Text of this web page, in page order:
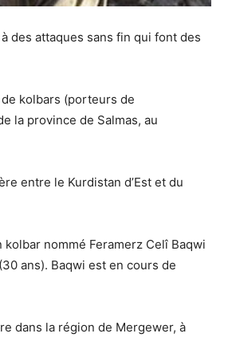
des attaques sans fin qui font des
kolbars (porteurs de
la province de Salmas, au
entre le Kurdistan d’Est et du
nommé Feramerz Celî Baqwi
ans). Baqwi est en cours de
dans la région de Mergewer, à